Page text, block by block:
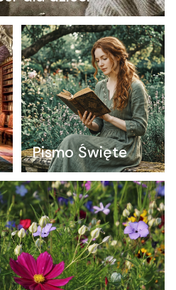
Pismo Święte